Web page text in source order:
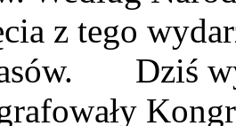
z tego
Dziś